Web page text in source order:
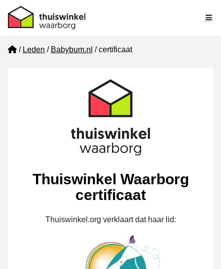
Home
Leden Babybum.nl certificaat
Thuiswinkel Waarborg
certificaat
Thuiswinkel.org verklaart dat haar lid: